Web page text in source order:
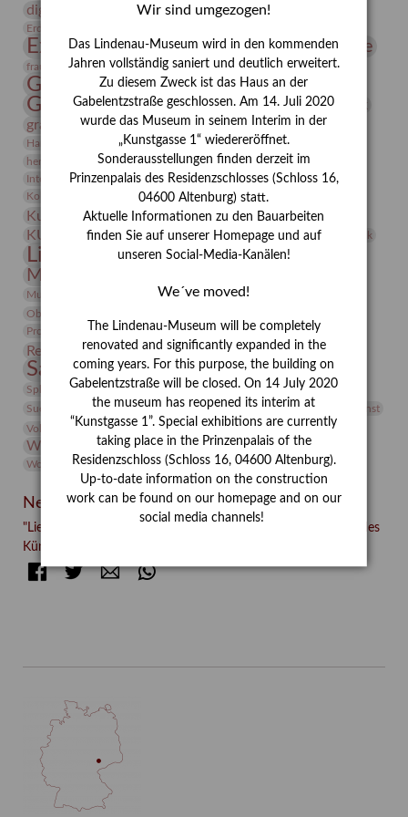
digitallabor Entartete Kunst
Enteignung
Erdmann Julius Dietrich
Expressionismus Festrede Florenz Fotografie
frauen Frauen in der Antike und heute
Gerhard-Altenbourg-Preis
Gerhard Altenbourg
Gerhard Kurt Müller
Grafik
grafische sammlung griechische Mythologie
Hanns-Conon von der Gabelentz Heinrich Kirchhoff Heldinnen
herman de vries Humboldt
Insekten
Integriertes Schädlingsmanagement
Italien Jahresempfang
Jubiläum
Kolosseum
Kooperationsausstellung Korkmodelle
Kunstmuseum Kunstvermittlung Kunst von Kühl
KUNSTWAND Kurs Künstler Künstlerin Lehmbruck
Lindenau-Museum Marstall Messeakademie
Museumsgeschichte
Museumspädagogik Mäzen Napoleon Natur
Objekt im Fokus
Provenienz
Provenienzforschung
Restaurierung Restitution Rudi Lesser Ruth Wolf-Rehfeld
Sammlung Samstagszeichner Skulptur
Sonderausstellung
Sphinx
studio Studio Bildende Kunst
studioDIGITAL
Suermondt-Ludwig-Museum
Vermittlung Video
Videokunst
Volontariat
Walter Rheiner Weihnachten Werefkin
Werkbetrachtung Winter Wissenschaft
Wolf and Dog
Wolf und Hund
Zirkuswoche
Neueste Beiträge
"Liebe in Zeiten des Hasses" – Familie und Freunde im Werk des
Künstlers Conrad Felixmüller (Part II/III)
FacebookTwitterE-mailWhatsApp
Wir sind umgezogen!
Das Lindenau-Museum wird in den kommenden
Jahren vollständig saniert und deutlich erweitert.
Zu diesem Zweck ist das Haus an der
Gabelentzstraße geschlossen. Am 14. Juli 2020
wurde das Museum in seinem Interim in der
„Kunstgasse 1“ wiedereröffnet.
Sonderausstellungen finden derzeit im
Prinzenpalais des Residenzschlosses (Schloss 16,
04600 Altenburg) statt.
Aktuelle Informationen zu den Bauarbeiten
finden Sie auf unserer Homepage und auf
unseren Social-Media-Kanälen!
We´ve moved!
The Lindenau-Museum will be completely
renovated and significantly expanded in the
coming years. For this purpose, the building on
Gabelentzstraße will be closed. On 14 July 2020
the museum has reopened its interim at
“Kunstgasse 1”. Special exhibitions are currently
taking place in the Prinzenpalais of the
Residenzschloss (Schloss 16, 04600 Altenburg).
Up-to-date information on the construction
work can be found on our homepage and on our
social media channels!